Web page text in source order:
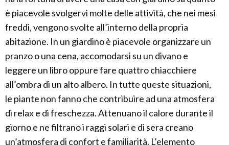
è piacevole svolgervi molte delle attività, che nei mesi
freddi, vengono svolte all’interno della propria
abitazione. In un giardino è piacevole organizzare un
pranzo o una cena, accomodarsi su un divano e
leggere un libro oppure fare quattro chiacchiere
all’ombra di un alto albero. In tutte queste situazioni,
le piante non fanno che contribuire ad una atmosfera
di relax e di freschezza. Attenuano il calore durante il
giorno e ne filtrano i raggi solari e di sera creano
un’atmosfera di confort e familiarità. L’elemento